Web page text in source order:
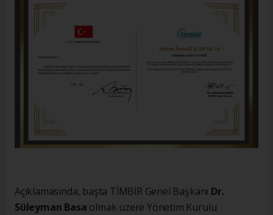
Açıklamasında, başta TİMBİR Genel Başkanı Dr.
Süleyman Basa olmak üzere Yönetim Kurulu